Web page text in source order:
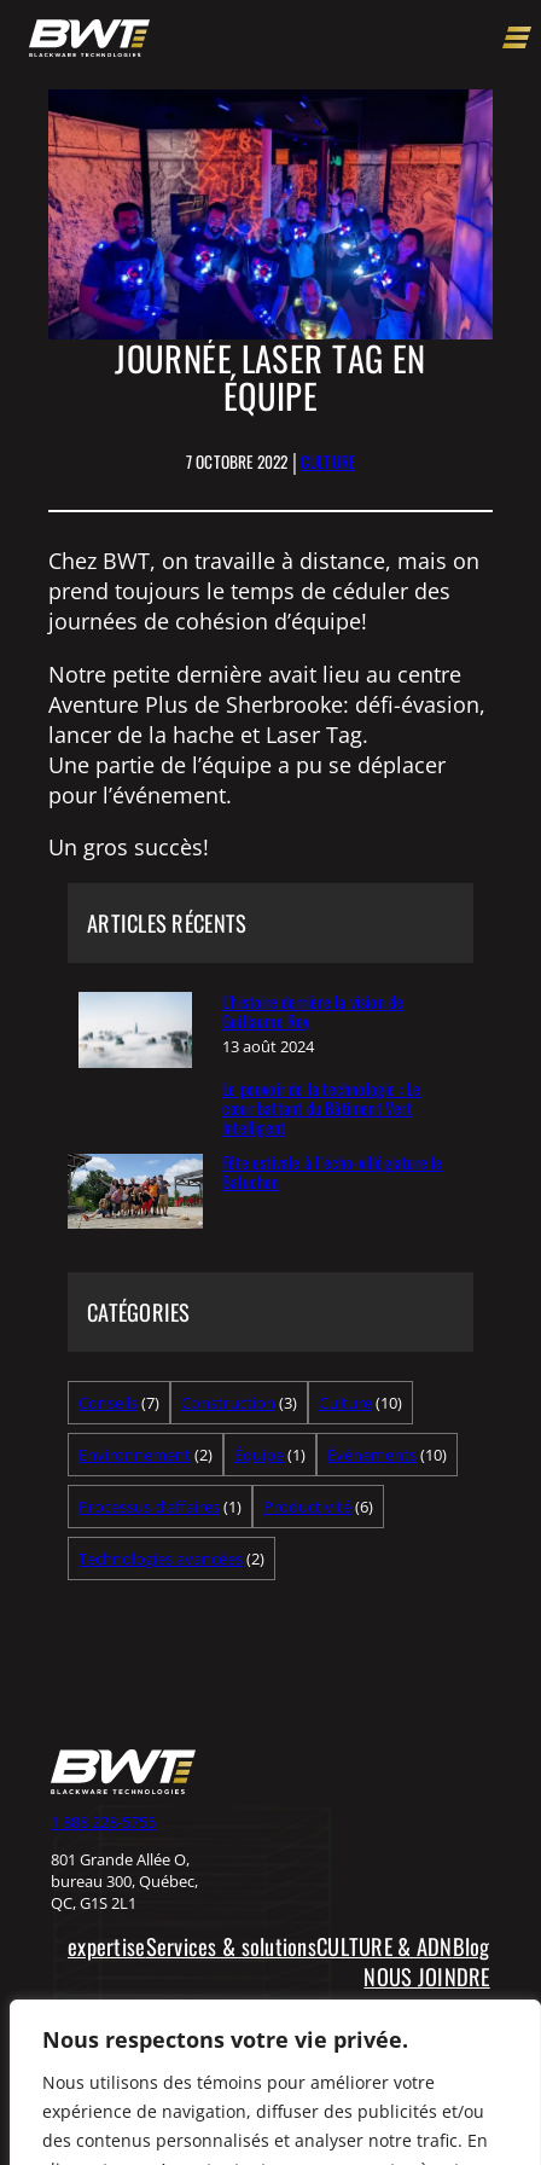
Nous respectons votre vie privée.
Nous utilisons des témoins pour améliorer votre
expérience de navigation, diffuser des publicités et/ou
des contenus personnalisés et analyser notre trafic. En
JOURNÉE LASER TAG EN
ÉQUIPE
7 OCTOBRE 2022 | CULTURE
Chez BWT, on travaille à distance, mais on
prend toujours le temps de céduler des
journées de cohésion d’équipe!
Notre petite dernière avait lieu au centre
Aventure Plus de Sherbrooke: défi-évasion,
lancer de la hache et Laser Tag.
Une partie de l’équipe a pu se déplacer
pour l’événement.
Un gros succès!
ARTICLES RÉCENTS
L’histoire derrière la vision de
Guillaume Roy
13 août 2024
Le pouvoir de la technologie : Le
cœur battant du Bâtiment Vert
Intelligent
Fête estivale à l’écho-villégiature le
Baluchon
CATÉGORIES
Conseils(7) Construction (3) Culture(10)
Environnement(2) Équipe(1) Événements(10)
Processus d’affaires(1) Productivité(6)
Technologies avancées(2)
1 888 228-5755
801 Grande Allée O,
bureau 300, Québec,
QC, G1S 2L1
expertiseServices & solutionsCULTURE & ADNBlog
NOUS JOINDRE
Facebook LinkedIn